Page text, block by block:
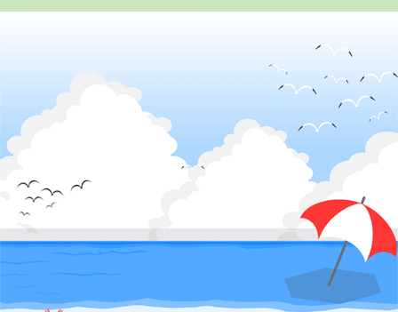
詳 細 予 約
3位
阿波自動車学校
予 約
予 約
岡山県
新倉敷自動車学
詳 細
予 約